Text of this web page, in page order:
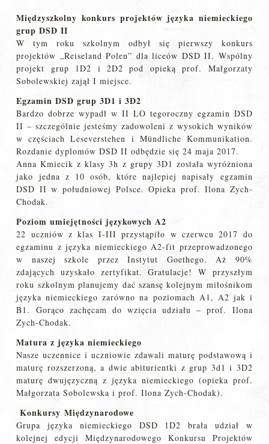
Międzyszkolny konkurs projektów języka niemieckiego
grup DSD II
W tym roku szkolnym odbył się pierwszy konkurs
projektów „Reiseland Polen” dla liceów DSD II. Wspólny
projekt grup 1D2 i 2D2 pod opieką prof. Małgorzaty
Sobolewskiej zajął I miejsce.
Egzamin DSD grup 3D1 i 3D2
Bardzo dobrze wypadł w II LO tegoroczny egzamin DSD
II – szczególnie jesteśmy zadowoleni z wysokich wyników
w częściach Leseverstehen i Mündliche Kommunikation.
Rozdanie dyplomów DSD II odbędzie się 24 maja 2017.
Anna Kmiecik z klasy 3h z grupy 3D1 została wyróżniona
jako jedna z 10 osób, które najlepiej napisały egzamin
DSD II w południowej Polsce. Opieka prof. Ilona Zych-
Chodak.
Poziom umiejętności językowych A2
22 uczniów z klas I-III przystąpiło w czerwcu 2017 do
egzaminu z języka niemieckiego A2-fit przeprowadzonego
w naszej szkole przez Instytut Goethego. Aż 90%
zdających uzyskało zertyfikat. Gratulacje! W przyszłym
roku szkolnym planujemy dać szansę kolejnym miłośnikom
języka niemieckiego zarówno na poziomach A1, A2 jak i
B1. Gorąco zachęcam do wzięcia udziału – prof. Ilona
Zych-Chodak.
Matura z języka niemieckiego
Nasze uczennice i uczniowie zdawali maturę podstawową i
maturę rozszerzoną, a dwie abiturientki z grup 3d1 i 3D2
maturę dwujęzyczną z języka niemieckiego (opieka prof.
Małgorzata Sobolewska i prof. Ilona Zych-Chodak).
KonkursyMiędzynarodowe
Grupa języka niemieckiego DSD 1D2 brała udział w
kolejnej edycji Międzynarodowego Konkursu Projektów